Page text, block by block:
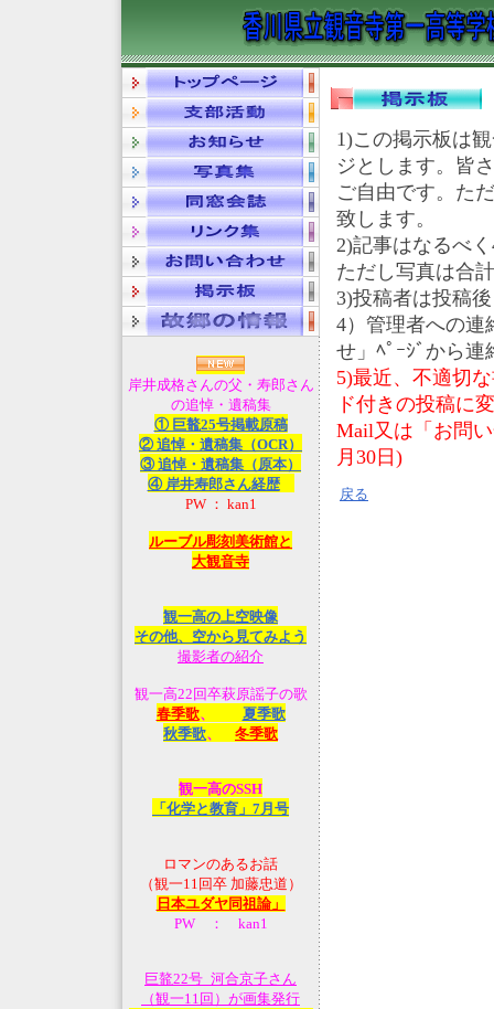
岸井成格さんの父・寿郎さん
の追悼・遺稿集
① 巨鼇25号掲載原稿
② 追悼・遺稿集（OCR）
③ 追悼・遺稿集（原本）
④ 岸井寿郎さん経歴
PW ： kan1
ルーブル彫刻美術館と
大観音寺
観一高の上空映像
その他、空から見てみよう
撮影者の紹介
観一高22回卒萩原謡子の歌
春季歌、 夏季歌
秋季歌、 冬季歌
観一高のSSH
「化学と教育」7月号
ロマンのあるお話
（観一11回卒 加藤忠道）
日本ユダヤ同祖論」
PW ： kan1
巨鼇22号_河合京子さん
（観一11回）が画集発行
1)この掲示板は
ジとします。皆
ご自由です。た
致します。
2)記事はなるべ
ただし写真は合
3)投稿者は投稿
4）管理者への連
せ」ﾍﾟｰｼﾞから連
5)最近、不適切
ド付きの投稿に
Mail又は「お問
月30日)
戻る